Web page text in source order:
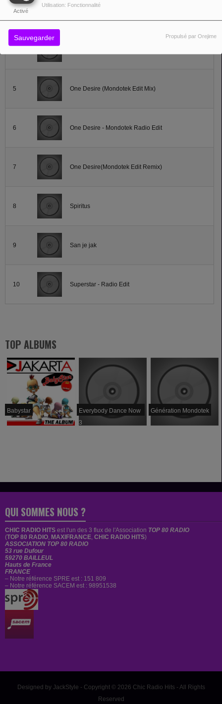
Activé
Utilisation: Fonctionnalité
Sauvegarder Propulsé par Orejime
3
5 One Desire (Mondotek Edit Mix)
6 One Desire - Mondotek Radio Edit
7 One Desire(Mondotek Edit Remix)
8 Spiritus
9 San je jak
10 Superstar - Radio Edit
TOP ALBUMS
Babystar
Everybody Dance Now
3
Génération Mondotek
QUI SOMMES NOUS ?
CHIC RADIO HITS est l'un des 3 flux de l'Association TOP 80 RADIO
(TOP 80 RADIO, MAXIFRANCE, CHIC RADIO HITS)
ASSOCIATION TOP 80 RADIO
53 rue Dufour
59270 BAILLEUL
Hauts de France
FRANCE
– Notre référence SPRE est : 151 809
– Notre référence SACEM est : 98951538
Designed by JackStyle - Copyright © 2026 Chic Radio Hits - All Rights
Reserved